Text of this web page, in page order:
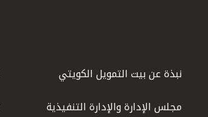
نبذة عن بيت التمويل الكويتي
مجلس الإدارة والإدارة التنفيذية